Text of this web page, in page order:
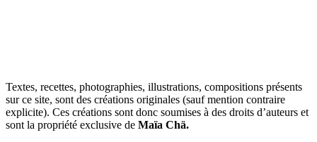
Textes, recettes, photographies, illustrations, compositions présents
sur ce site, sont des créations originales (sauf mention contraire
explicite). Ces créations sont donc soumises à des droits d’auteurs et
sont la propriété exclusive de Maïa Chä.